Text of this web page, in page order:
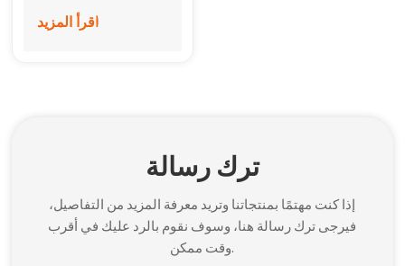
بالعربيةاقرأ المزيد
ترك رسالة
إذا كنت مهتمًا بمنتجاتنا وتريد معرفة المزيد من التفاصيل،
فيرجى ترك رسالة هنا، وسوف نقوم بالرد عليك في أقرب
وقت ممكن.